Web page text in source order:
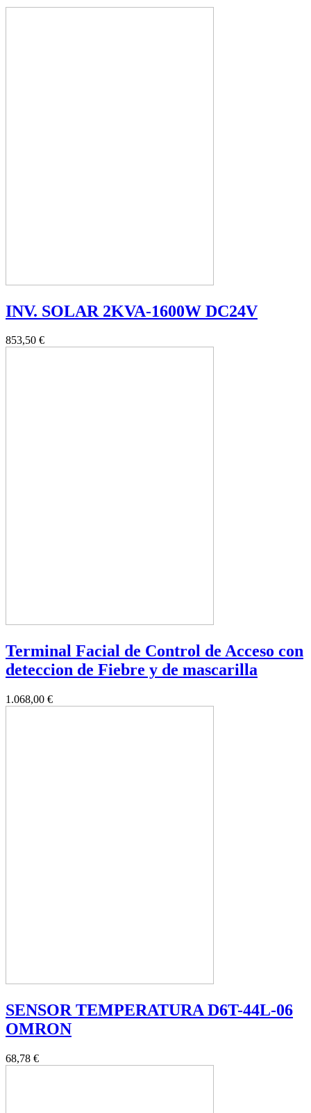
INV. SOLAR 2KVA-1600W DC24V
853,50 €
Terminal Facial de Control de Acceso con
deteccion de Fiebre y de mascarilla
1.068,00 €
SENSOR TEMPERATURA D6T-44L-06
OMRON
68,78 €